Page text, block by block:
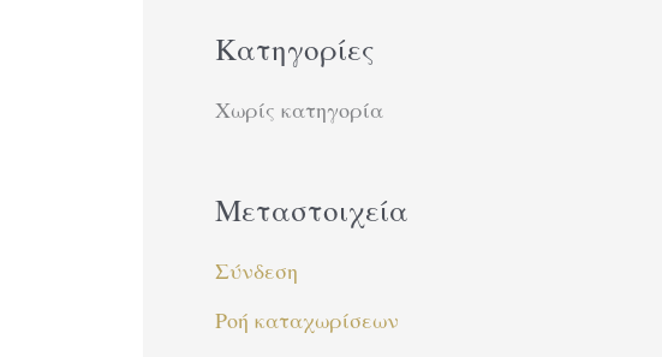
σ
α
:
Kατηγορίες
Χωρίς κατηγορία
Μεταστοιχεία
Σύνδεση
Ροή καταχωρίσεων